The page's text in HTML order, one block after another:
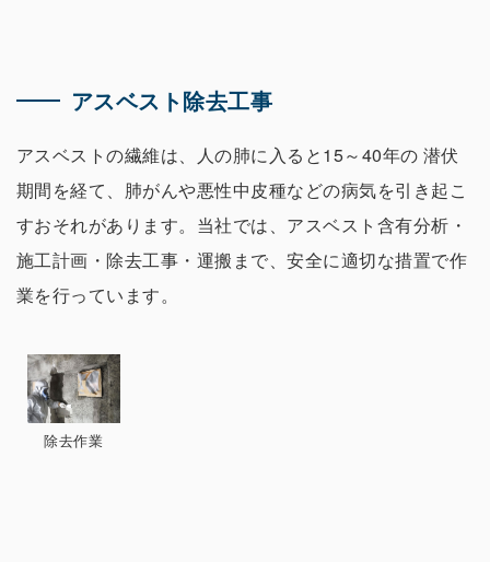
アスベスト除去工事
アスベストの繊維は、人の肺に入ると15～40年の 潜伏
期間を経て、肺がんや悪性中皮種などの病気を引き起こ
すおそれがあります。当社では、アスベスト含有分析・
施工計画・除去工事・運搬まで、安全に適切な措置で作
業を行っています。
除去作業